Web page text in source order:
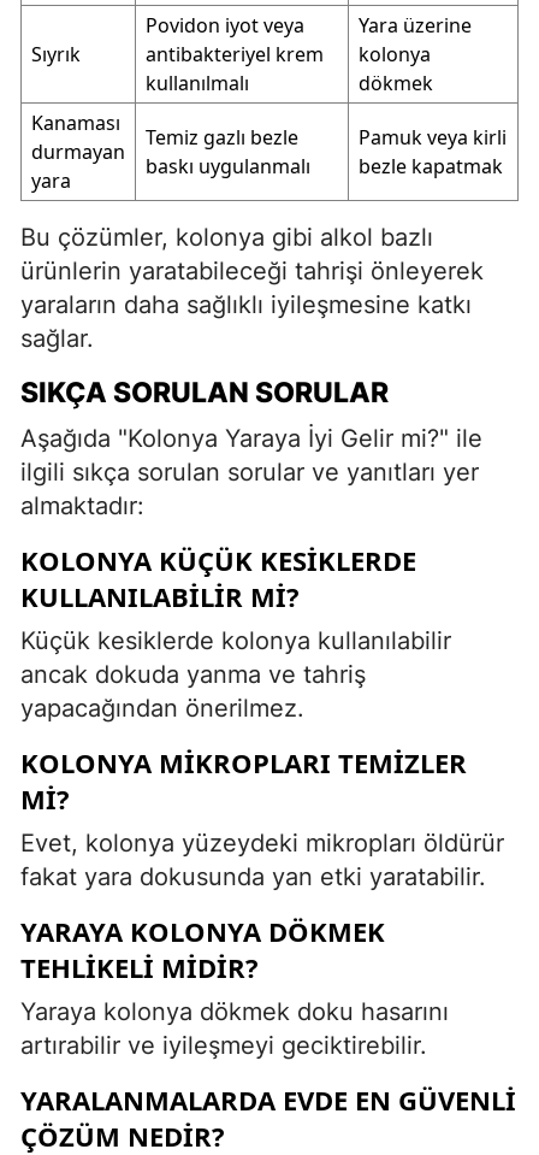
Sıyrık
Povidon iyot veya
antibakteriyel krem
kullanılmalı
Yara üzerine
kolonya
dökmek
Kanaması
durmayan
yara
Temiz gazlı bezle
baskı uygulanmalı
Pamuk veya kirli
bezle kapatmak
Bu çözümler, kolonya gibi alkol bazlı
ürünlerin yaratabileceği tahrişi önleyerek
yaraların daha sağlıklı iyileşmesine katkı
sağlar.
SIKÇA SORULAN SORULAR
Aşağıda "Kolonya Yaraya İyi Gelir mi?" ile
ilgili sıkça sorulan sorular ve yanıtları yer
almaktadır:
KOLONYA KÜÇÜK KESIKLERDE
KULLANILABILIR MI?
Küçük kesiklerde kolonya kullanılabilir
ancak dokuda yanma ve tahriş
yapacağından önerilmez.
KOLONYA MIKROPLARI TEMIZLER
MI?
Evet, kolonya yüzeydeki mikropları öldürür
fakat yara dokusunda yan etki yaratabilir.
YARAYA KOLONYA DÖKMEK
TEHLIKELI MIDIR?
Yaraya kolonya dökmek doku hasarını
artırabilir ve iyileşmeyi geciktirebilir.
YARALANMALARDA EVDE EN GÜVENLI
ÇÖZÜM NEDIR?